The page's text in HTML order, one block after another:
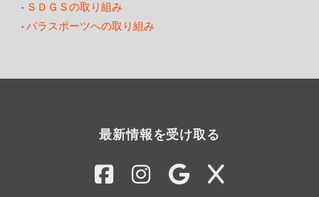
・ ＳＤＧＳの取り組み
・ パラスポーツへの取り組み
最新情報を受け取る